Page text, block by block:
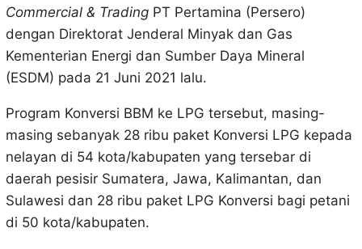
Commercial & TradingPT Pertamina (Persero)
dengan Direktorat Jenderal Minyak dan Gas
Kementerian Energi dan Sumber Daya Mineral
(ESDM) pada 21 Juni 2021 lalu.
Program Konversi BBM ke LPG tersebut, masing-
masing sebanyak 28 ribu paket Konversi LPG kepada
nelayan di 54 kota/kabupaten yang tersebar di
daerah pesisir Sumatera, Jawa, Kalimantan, dan
Sulawesi dan 28 ribu paket LPG Konversi bagi petani
di 50 kota/kabupaten.